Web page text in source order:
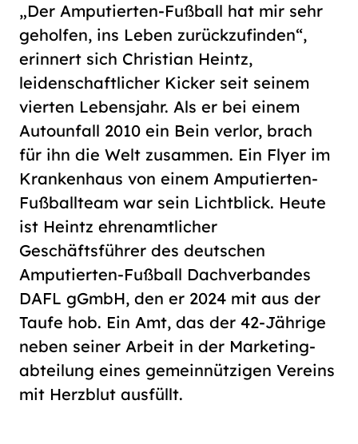
normal
hoch
„Der Amputierten-Fußball hat mir sehr
geholfen, ins Leben zurückzufinden“,
erinnert sich Christian Heintz,
leidenschaftlicher Kicker seit seinem
vierten Lebensjahr. Als er bei einem
Autounfall 2010 ein Bein verlor, brach
für ihn die Welt zusammen. Ein Flyer im
Krankenhaus von einem Amputierten-
Fußballteam war sein Lichtblick. Heute
ist Heintz ehrenamtlicher
Geschäftsführer des deutschen
Amputierten-Fußball Dachverbandes
DAFL gGmbH, den er 2024 mit aus der
Taufe hob. Ein Amt, das der 42-Jährige
neben seiner Arbeit in der Marke­ting­
abteilung eines gemeinnützigen Vereins
mit Herzblut ausfüllt.